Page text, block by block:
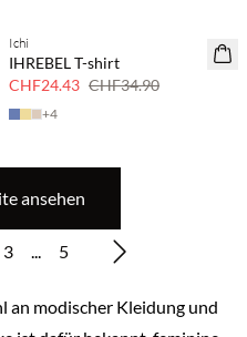
SAVE20
Ichi
IHREBEL T-shirt
CHF24.43 CHF34.90
+4
ansehen
3 ... 5
an modischer Kleidung und